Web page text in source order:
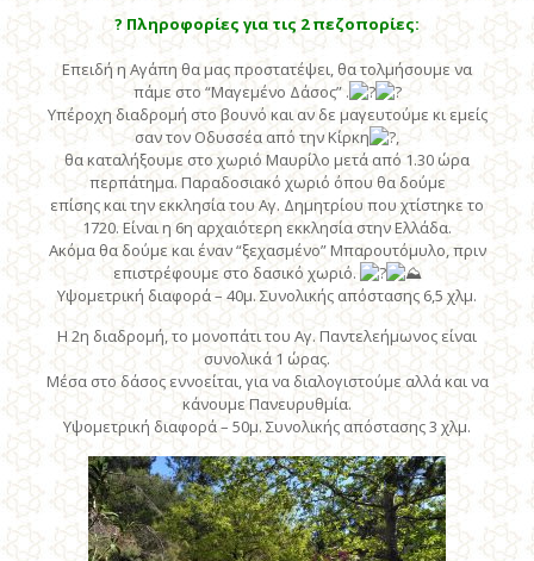
? Πληροφορίες για τις 2 πεζοπορίες:
Επειδή η Αγάπη θα μας προστατέψει, θα τολμήσουμε να
πάμε στο “Μαγεμένο Δάσος” .
Υπέροχη διαδρομή στο βουνό και αν δε μαγευτούμε κι εμείς
σαν τον Οδυσσέα από την Κίρκη
,
θα καταλήξουμε στο χωριό Μαυρίλο μετά από 1.30 ώρα
περπάτημα. Παραδοσιακό χωριό όπου θα δούμε
επίσης και την εκκλησία του Αγ. Δημητρίου που χτίστηκε το
1720. Είναι η 6η αρχαιότερη εκκλησία στην Ελλάδα.
Ακόμα θα δούμε και έναν “ξεχασμένο” Μπαρουτόμυλο, πριν
επιστρέφουμε στο δασικό χωριό.
Υψομετρική διαφορά – 40μ. Συνολικής απόστασης 6,5 χλμ.
Η 2η διαδρομή, το μονοπάτι του Αγ. Παντελεήμωνος είναι
συνολικά 1 ώρας.
Μέσα στο δάσος εννοείται, για να διαλογιστούμε αλλά και να
κάνουμε Πανευρυθμία.
Υψομετρική διαφορά – 50μ. Συνολικής απόστασης 3 χλμ.